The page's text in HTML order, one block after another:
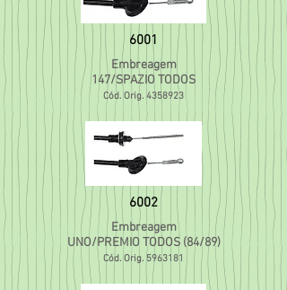
6001
Embreagem
147/SPAZIO TODOS
Cód. Orig. 4358923
6002
Embreagem
UNO/PREMIO TODOS (84/89)
Cód. Orig. 5963181